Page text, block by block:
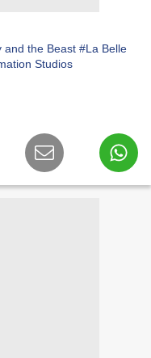
and the Beast #La Belle
Studios